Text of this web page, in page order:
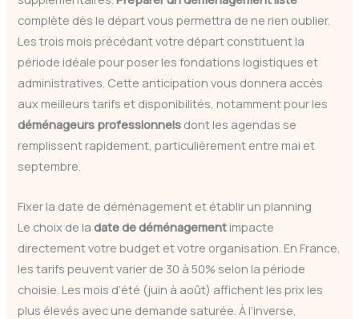
complète dès le départ vous permettra de ne rien oublier.
Les trois mois précédant votre départ constituent la
période idéale pour poser les fondations logistiques et
administratives. Cette anticipation vous donnera accès
aux meilleurs tarifs et disponibilités, notamment pour les
déménageurs professionnels dont les agendas se
remplissent rapidement, particulièrement entre mai et
septembre.
Fixer la date de déménagement et établir un planning
Le choix de ladate de déménagement impacte
directement votre budget et votre organisation. En France,
les tarifs peuvent varier de 30 à 50% selon la période
choisie. Les mois d’été (juin à août) affichent les prix les
plus élevés avec une demande saturée. À l’inverse,